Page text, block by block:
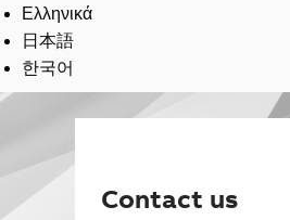
Ελληνικά
日本語
한국어
Contact us